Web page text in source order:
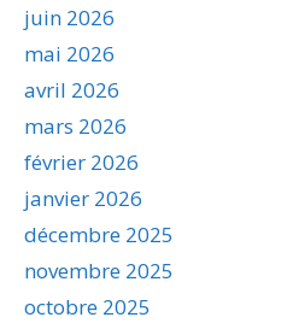
juin 2026
mai 2026
avril 2026
mars 2026
février 2026
janvier 2026
décembre 2025
novembre 2025
octobre 2025